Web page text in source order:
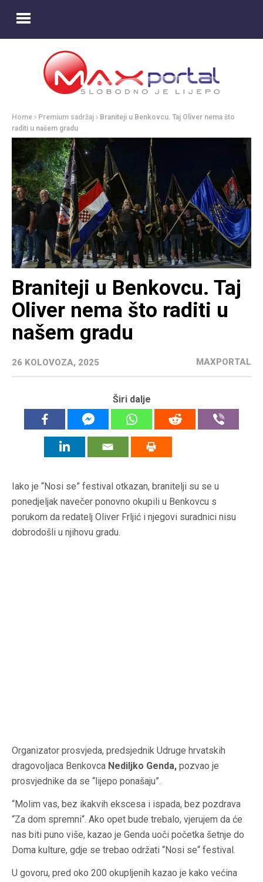
Home Premium sadržaj
Braniteji u Benkovcu. Taj Oliver nema što
raditi u našem gradu
Braniteji u Benkovcu. Taj
Oliver nema što raditi u
našem gradu
26 KOLOVOZA, 2025 MAXPORTAL
Širi dalje
Iako je “Nosi se” festival otkazan, branitelji su se u
ponedjeljak navečer ponovno okupili u Benkovcu s
porukom da redatelj Oliver Frljić i njegovi suradnici nisu
dobrodošli u njihovu gradu.
Organizator prosvjeda, predsjednik Udruge hrvatskih
dragovoljaca Benkovca Nediljko Genda, pozvao je
prosvjednike da se “lijepo ponašaju”.
“Molim vas, bez ikakvih ekscesa i ispada, bez pozdrava
“Za dom spremni“. Ako opet bude trebalo, vjerujem da će
nas biti puno više, kazao je Genda uoči početka šetnje do
Doma kulture, gdje se trebao održati “Nosi se“ festival.
U govoru, pred oko 200 okupljenih kazao je kako većina